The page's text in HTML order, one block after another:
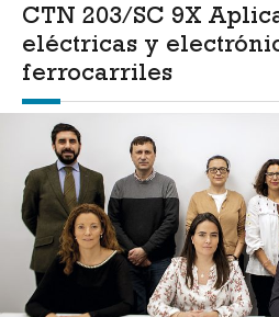
CTN 203/SC 9X
eléctricas y
ferrocarriles